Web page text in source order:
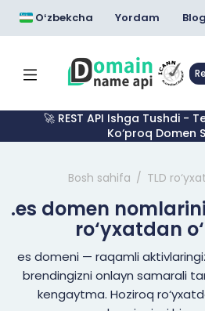
Oʻzbekcha Yordam Blog
🚀 REST API Ishga Tushdi -
Ko‘proq Domen
Bosh sahifa TLD
.es domen
ro‘yxatdan
es domeni — raqamli
brendingizni onlayn samarali
kengaytma. Hoziroq